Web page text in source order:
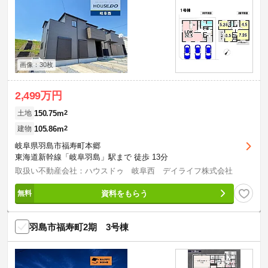
画像：30枚
2,499万円
土地 150.75m2
建物 105.86m2
岐阜県羽島市福寿町本郷
東海道新幹線「岐阜羽島」駅まで 徒歩 13分
取扱い不動産会社：ハウスドゥ 岐阜西 デイライフ株式会社
資料をもらう
羽島市福寿町2期 3号棟